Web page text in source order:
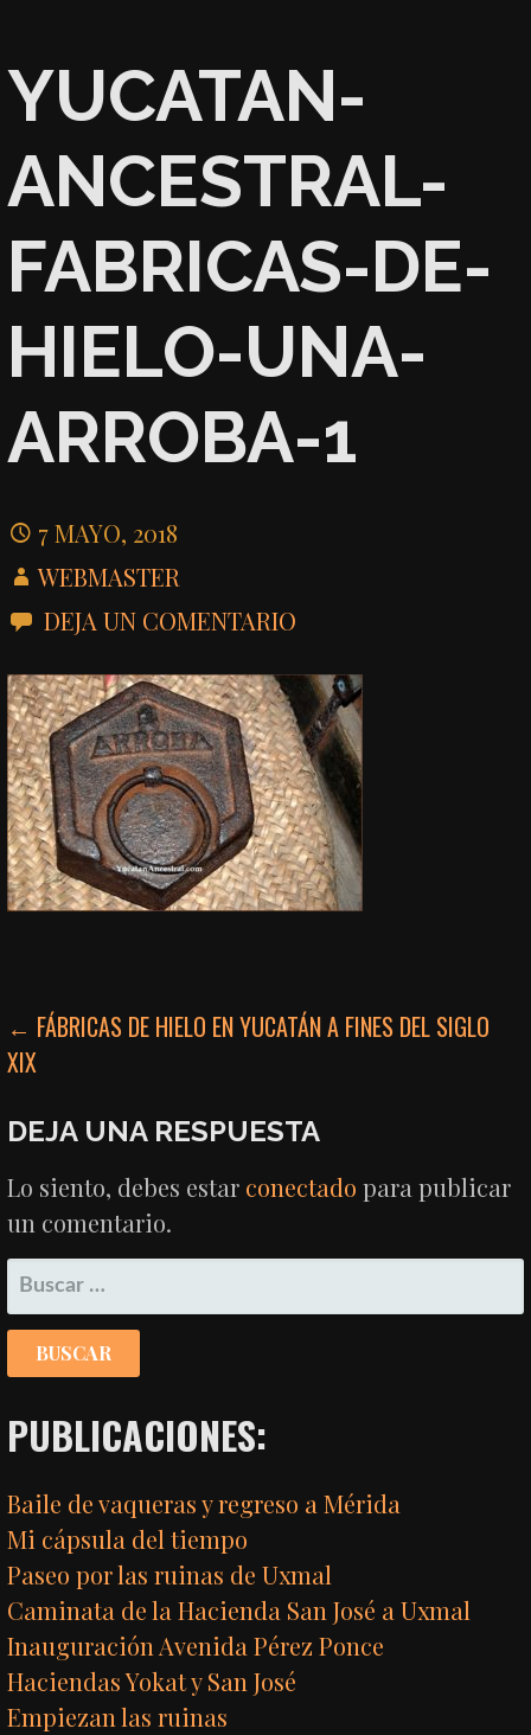
YUCATAN-
ANCESTRAL-
FABRICAS-DE-
HIELO-UNA-
ARROBA-1
7 MAYO, 2018
WEBMASTER
DEJA UN COMENTARIO
NAVEGACIÓN
DE
ENTRADAS
← FÁBRICAS DE HIELO EN YUCATÁN A FINES DEL SIGLO
XIX
DEJA UNA RESPUESTA
Lo siento, debes estar conectado para publicar
un comentario.
BUSCAR:
PUBLICACIONES:
Baile de vaqueras y regreso a Mérida
Mi cápsula del tiempo
Paseo por las ruinas de Uxmal
Caminata de la Hacienda San José a Uxmal
Inauguración Avenida Pérez Ponce
Haciendas Yokat y San José
Empiezan las ruinas